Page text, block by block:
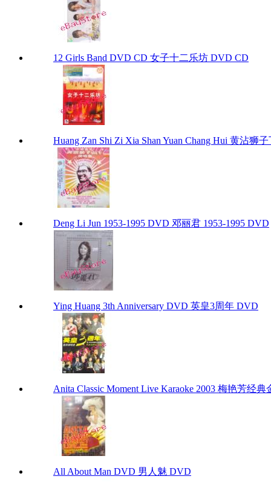
12 Girls Band DVD CD 女子十二乐坊 DVD CD
Huang Zan Shi Zi Xia Shan Yuan Chang Hui 黄沾狮
Deng Li Jun 1953-1995 DVD 邓丽君 1953-1995 DVD
Ying Huang 3th Anniversary DVD 英皇3周年 DVD
Anita Classic Moment Live Karaoke 2003 梅艳芳经典
All About Man DVD 男人魅 DVD